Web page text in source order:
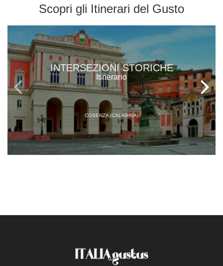
Scopri gli Itinerari del Gusto
INTERSEZIONI STORICHE
Itinerario
COSENZA (CALABRIA)